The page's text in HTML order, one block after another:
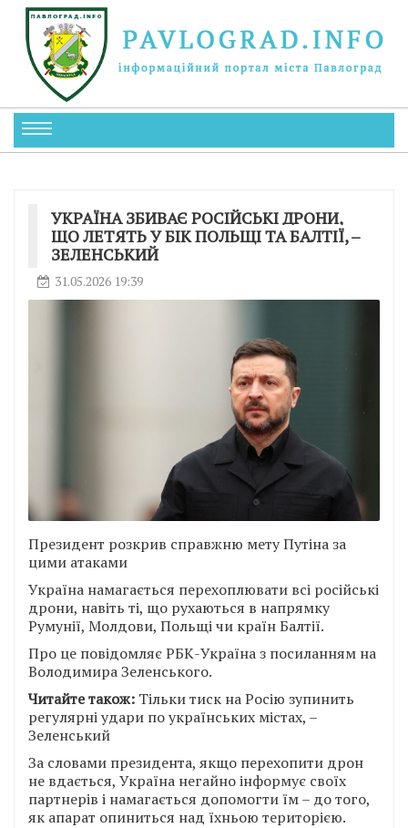
УКРАЇНА ЗБИВАЄ РОСІЙСЬКІ ДРОНИ,
ЩО ЛЕТЯТЬ У БІК ПОЛЬЩІ ТА БАЛТІЇ, –
ЗЕЛЕНСЬКИЙ
31.05.2026 19:39
Президент розкрив справжню мету Путіна за
цими атаками
Україна намагається перехоплювати всі російські
дрони, навіть ті, що рухаються в напрямку
Румунії, Молдови, Польщі чи країн Балтії.
Про це повідомляє РБК-Україна з посиланням на
Володимира Зеленського.
Читайте також: Тільки тиск на Росію зупинить
регулярні удари по українських містах, –
Зеленський
За словами президента, якщо перехопити дрон
не вдається, Україна негайно інформує своїх
партнерів і намагається допомогти їм – до того,
як апарат опиниться над їхньою територією.